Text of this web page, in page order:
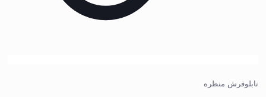
تابلوفرش منظره